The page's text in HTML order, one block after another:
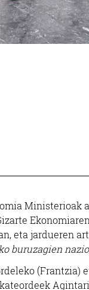
Ministerioak
eta jardueren
buruzagien
(Frantzia)